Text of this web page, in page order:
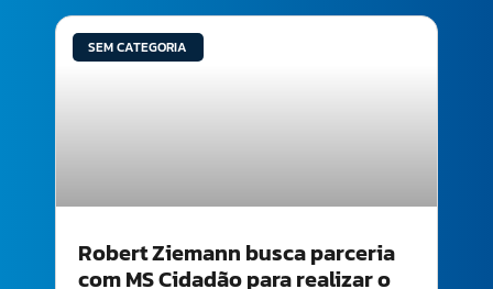
SEM CATEGORIA
Robert Ziemann busca parceria
com MS Cidadão para realizar o